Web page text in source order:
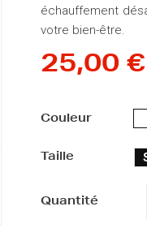
échauffement
votre bien-être.
25,00 €
Couleur
Taille
Quantité